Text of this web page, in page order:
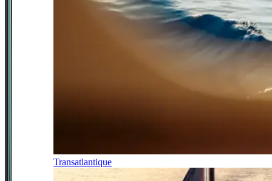
Transatlantique